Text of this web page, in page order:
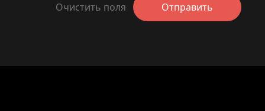
Очистить поля Отправить